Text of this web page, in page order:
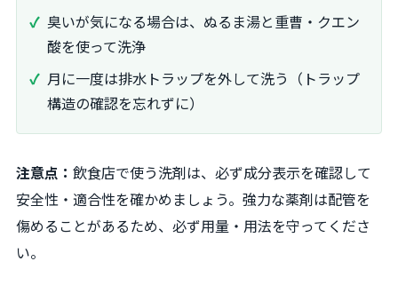
臭いが気になる場合は、ぬるま湯と重曹・クエン
酸を使って洗浄
月に一度は排水トラップを外して洗う（トラップ
構造の確認を忘れずに）
注意点： 飲食店で使う洗剤は、必ず成分表示を確認して
安全性・適合性を確かめましょう。強力な薬剤は配管を
傷めることがあるため、必ず用量・用法を守ってくださ
い。